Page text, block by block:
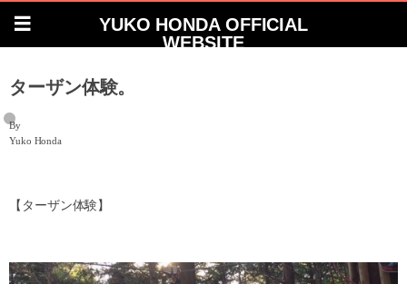
YUKO HONDA OFFICIAL
WEBSITE
ターザン体験。
By
Yuko Honda
【ターザン体験】